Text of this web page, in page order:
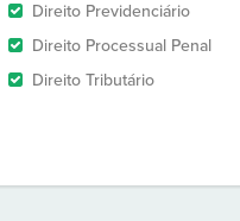
Direito Previdenciário
Direito Processual Penal
Direito Tributário